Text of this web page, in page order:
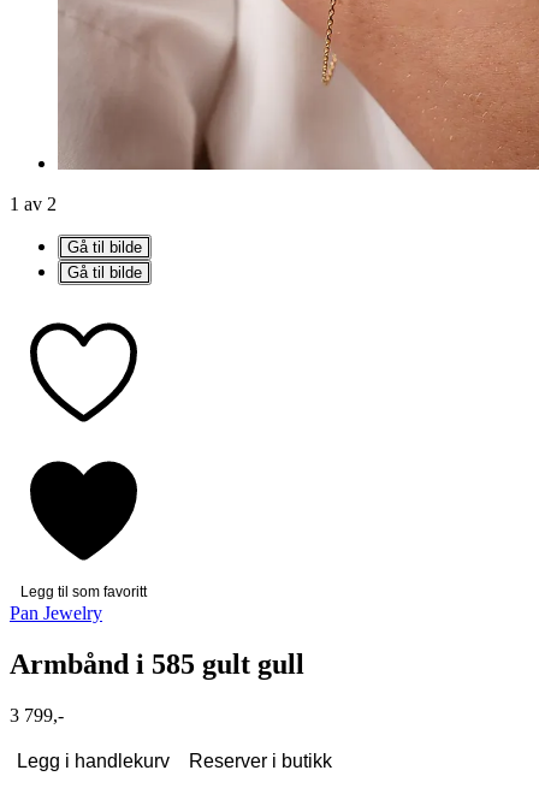
1 av 2
Gå til bilde
Gå til bilde
Legg til som favoritt
Pan Jewelry
Armbånd i 585 gult gull
3 799,-
Legg i handlekurv Reserver i butikk